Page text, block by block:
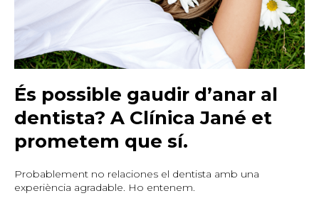
És possible gaudir d’anar al
dentista? A Clínica Jané et
prometem que sí.
Probablement no relaciones el dentista amb una
experiència agradable. Ho entenem.